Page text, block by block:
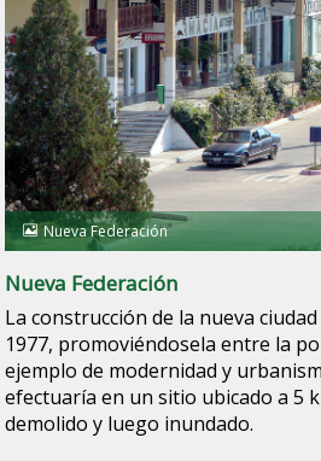
Nueva Federación
Nueva Federación
La construcción de la nueva
1977, promoviéndosela entre la
ejemplo de modernidad y
efectuaría en un sitio ubicado a 5
demolido y luego inundado.